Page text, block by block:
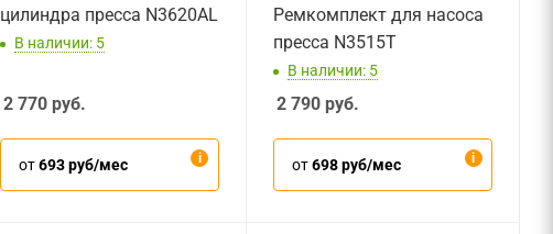
цилиндра пресса N3620AL
В наличии: 5
2 770руб.
от693 руб/мес
Ремкомплект для насоса
пресса N3515T
В наличии: 5
2 790руб.
от698 руб/мес